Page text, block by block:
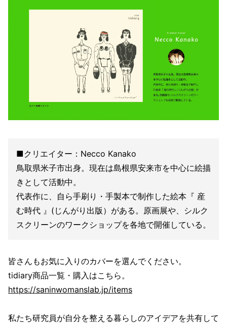
■クリエイター：Necco Kanako
鳥取県米子市出身。現在は島根県安来市を中心に絵描
きとして活動中。
代表作に、自ら手刷り・手製本で制作した絵本『 産
む時代 』(じんがり出版）がある。原画展や、シルク
スクリーンのワークショップを各地で開催している。
皆さんもお気に入りのカバーを選んでください。
tidiary商品一覧・購入はこちら。
https://saninwomanslab.jp/items
私たち研究員が自分を整える暮らしのアイデアを共有して